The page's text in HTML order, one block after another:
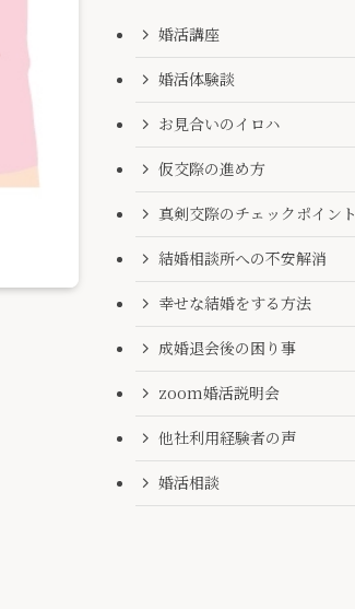
婚活講座
婚活体験談
お見合いのイロハ
仮交際の進め方
真剣交際のチェックポイント
結婚相談所への不安解消
幸せな結婚をする方法
成婚退会後の困り事
zoom婚活説明会
他社利用経験者の声
婚活相談